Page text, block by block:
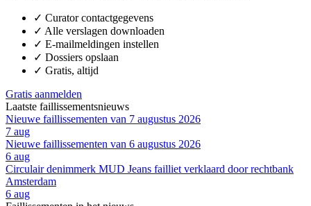
✓ Curator contactgegevens
✓ Alle verslagen downloaden
✓ E-mailmeldingen instellen
✓ Dossiers opslaan
✓ Gratis, altijd
Gratis aanmelden
Laatste faillissementsnieuws
Nieuwe faillissementen van 7 augustus 2026
7 aug
Nieuwe faillissementen van 6 augustus 2026
6 aug
Circulair denimmerk MUD Jeans failliet verklaard door rechtbank
Amsterdam
6 aug